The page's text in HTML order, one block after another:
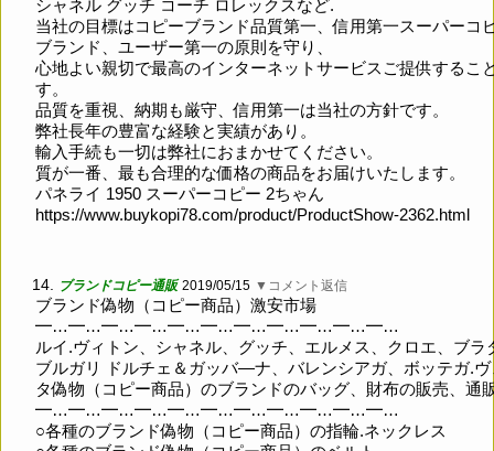
シャネル グッチ コーチ ロレックスなど.
当社の目標はコピーブランド品質第一、信用第一スーパーコ
ブランド、ユーザー第一の原則を守り、
心地よい親切で最高のインターネットサービスご提供するこ
す。
品質を重視、納期も厳守、信用第一は当社の方針です。
弊社長年の豊富な経験と実績があり。
輸入手続も一切は弊社におまかせてください。
質が一番、最も合理的な価格の商品をお届けいたします。
パネライ 1950 スーパーコピー 2ちゃん
https://www.buykopi78.com/product/ProductShow-2362.html
14. ブランドコピー通販 2019/05/15 ▼コメント返信
ブランド偽物（コピー商品）激安市場
━…━…━…━…━…━…━…━…━…━…━…
ルイ.ヴィトン、シャネル、グッチ、エルメス、クロエ、ブラ
ブルガリ ドルチェ＆ガッバ―ナ、バレンシアガ、ボッテガ.ヴ
タ偽物（コピー商品）のブランドのバッグ、財布の販売、通
━…━…━…━…━…━…━…━…━…━…━…
○各種のブランド偽物（コピー商品）の指輪.ネックレス